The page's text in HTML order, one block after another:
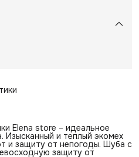
Elena store – идеальное
Изысканный и теплый экомех
и защиту от непогоды. Шуба с
защиту от